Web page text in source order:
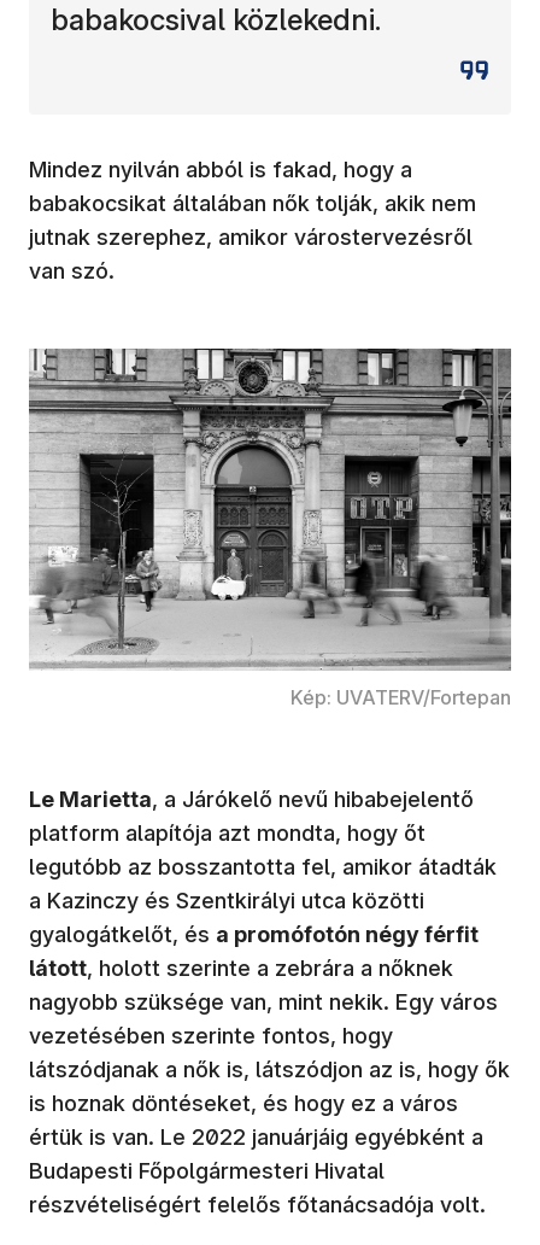
babakocsival közlekedni.
Mindez nyilván abból is fakad, hogy a
babakocsikat általában nők tolják, akik nem
jutnak szerephez, amikor várostervezésről
van szó.
Kép: UVATERV/Fortepan
Le Marietta, a Járókelő nevű hibabejelentő
platform alapítója azt mondta, hogy őt
legutóbb az bosszantotta fel, amikor átadták
a Kazinczy és Szentkirályi utca közötti
gyalogátkelőt, és a promófotón négy férfit
látott, holott szerinte a zebrára a nőknek
nagyobb szüksége van, mint nekik. Egy város
vezetésében szerinte fontos, hogy
látszódjanak a nők is, látszódjon az is, hogy ők
is hoznak döntéseket, és hogy ez a város
értük is van. Le 2022 januárjáig egyébként a
Budapesti Főpolgármesteri Hivatal
részvételiségért felelős főtanácsadója volt.